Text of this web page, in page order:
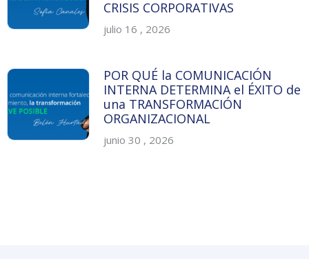
CRISIS CORPORATIVAS
julio 16 , 2026
POR QUÉ la COMUNICACIÓN
INTERNA DETERMINA el ÉXITO de
una TRANSFORMACIÓN
ORGANIZACIONAL
junio 30 , 2026